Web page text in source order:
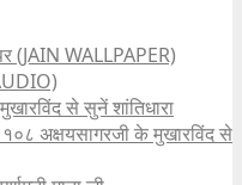
(JAIN WALLPAPER)
से सुनें शांतिधारा
अक्षयसागरजी के मुखारविंद से